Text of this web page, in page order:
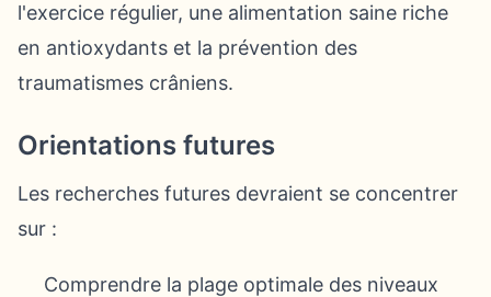
l'exercice régulier, une alimentation saine riche
en antioxydants et la prévention des
traumatismes crâniens.
Orientations futures
Les recherches futures devraient se concentrer
sur :
Comprendre la plage optimale des niveaux